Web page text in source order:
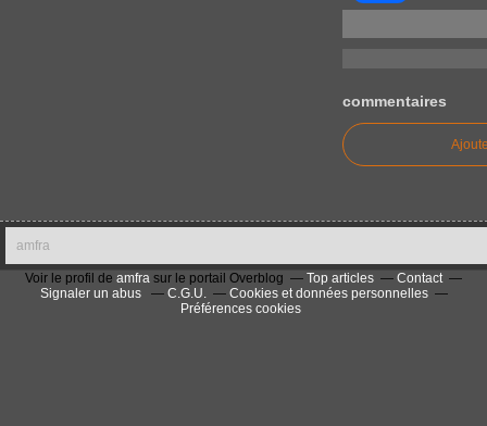
commentaires
amfra
Voir le profil de amfra sur le portail Overblog Top articles
Contact
Signaler un abus
C.G.U.
Cookies et données personnelles
Préférences cookies